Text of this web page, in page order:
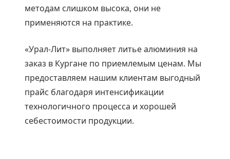
методам слишком высока, они не
применяются на практике.
«Урал-Лит» выполняет литье алюминия на
заказ в Кургане по приемлемым ценам. Мы
предоставляем нашим клиентам выгодный
прайс благодаря интенсификации
технологичного процесса и хорошей
себестоимости продукции.